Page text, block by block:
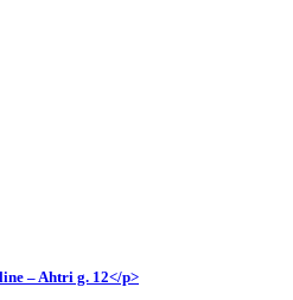
– Ahtri g. 12</p>